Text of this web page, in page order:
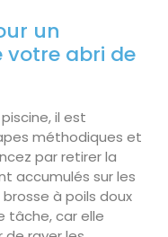
un
votre abri de
il est
méthodiques et
par retirer la
accumulés sur les
à poils doux
tâche, car elle